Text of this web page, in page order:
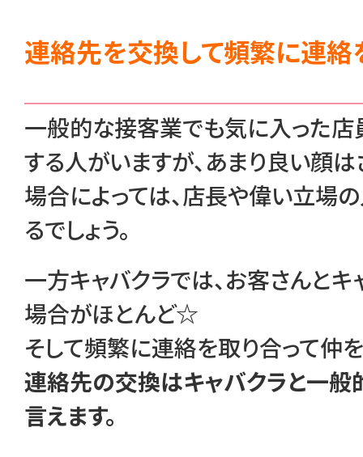
連絡先を交換して頻繁に連絡
一般的な接客業でも気に入った店
する人がいますが、あまり良い顔は
場合によっては、店長や偉い立場
るでしょう。
一方キャバクラでは、お客さんと
場合がほとんど☆
そして頻繁に連絡を取り合って仲
連絡先の交換はキャバクラと一
言えます。